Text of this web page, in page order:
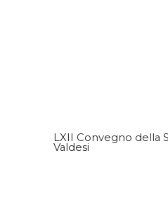
LXII Convegno della
Valdesi